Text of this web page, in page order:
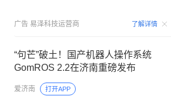
广告 易泽科技运营商 了解详情
“句芒”破土！国产机器人操作系统
GomROS 2.2在济南重磅发布
爱济南 打开APP